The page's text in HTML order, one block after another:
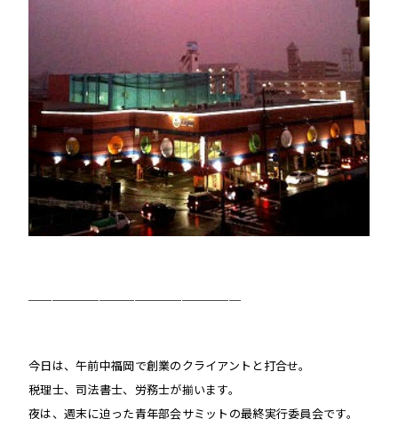
今日は、午前中福岡で創業のクライアントと打合せ。
税理士、司法書士、労務士が揃います。
夜は、週末に迫った青年部会サミットの最終実行委員会です。